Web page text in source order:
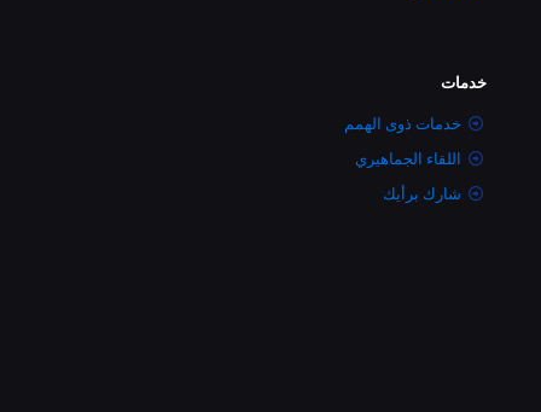
خدمات
خدمات ذوى الهمم
اللقاء الجماهيري
شارك برأيك